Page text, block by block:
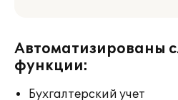
Автоматизированы
функции:
Бухгалтерский учет